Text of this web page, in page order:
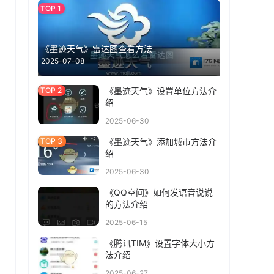
《墨迹天气》雷达图查看方法
2025-07-08
《墨迹天气》设置单位方法介
绍
2025-06-30
《墨迹天气》添加城市方法介
绍
2025-06-30
《QQ空间》如何发语音说说
的方法介绍
2025-06-15
《腾讯TIM》设置字体大小方
法介绍